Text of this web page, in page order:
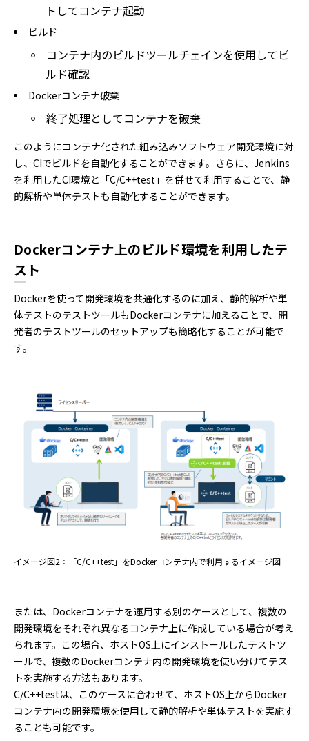
トしてコンテナ起動
ビルド
コンテナ内のビルドツールチェインを使用してビ
ルド確認
Dockerコンテナ破棄
終了処理としてコンテナを破棄
このようにコンテナ化された組み込みソフトウェア開発環境に対
し、CIでビルドを自動化することができます。さらに、Jenkins
を利用したCI環境と「C/C++test」を併せて利用することで、静
的解析や単体テストも自動化することができます。
Dockerコンテナ上のビルド環境を利用したテ
スト
Dockerを使って開発環境を共通化するのに加え、静的解析や単
体テストのテストツールもDockerコンテナに加えることで、開
発者のテストツールのセットアップも簡略化することが可能で
す。
イメージ図2：「C/C++test」をDockerコンテナ内で利用するイメージ図
または、Dockerコンテナを運用する別のケースとして、複数の
開発環境をそれぞれ異なるコンテナ上に作成している場合が考え
られます。この場合、ホストOS上にインストールしたテストツ
ールで、複数のDockerコンテナ内の開発環境を使い分けてテス
トを実施する方法もあります。
C/C++testは、このケースに合わせて、ホストOS上からDocker
コンテナ内の開発環境を使用して静的解析や単体テストを実施す
ることも可能です。